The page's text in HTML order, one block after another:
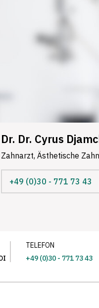
Dr. Dr. Cyrus
Zahnarzt, Ästhetische
+49 (0)30 - 771 73 43
TELEFON
+49 (0)30 - 771 73 43